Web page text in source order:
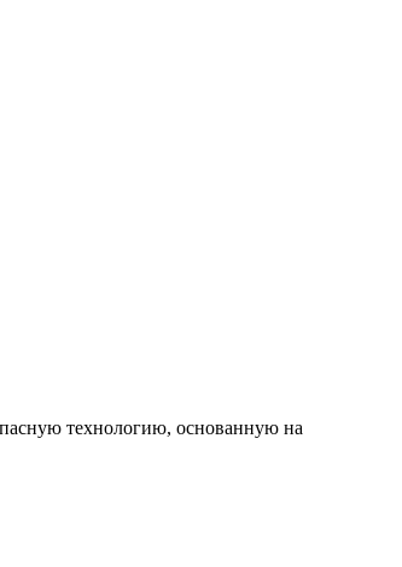
технологию, основанную на